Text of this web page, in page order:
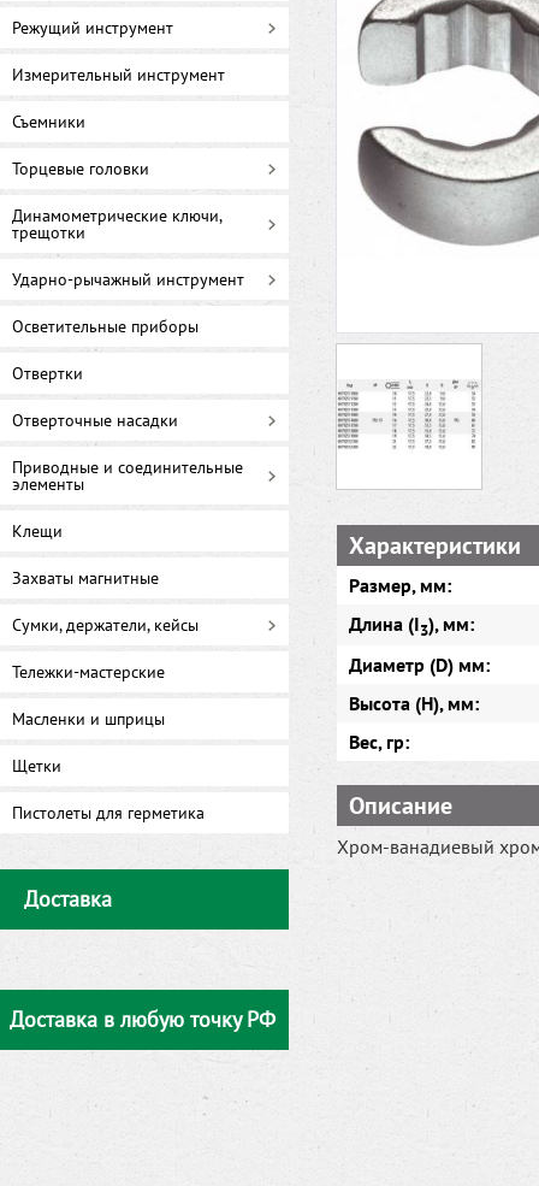
Режущий инструмент
Измерительный инструмент
Съемники
Торцевые головки
Динамометрические ключи,
трещотки
Ударно-рычажный инструмент
Осветительные приборы
Отвертки
Отверточные насадки
Приводные и соединительные
элементы
Клещи
Захваты магнитные
Сумки, держатели, кейсы
Тележки-мастерские
Масленки и шприцы
Щетки
Пистолеты для герметика
Доставка
Доставка в любую точку РФ
Характеристики
Размер, мм:
Длина (I3), мм:
Диаметр (D) мм:
Высота (H), мм:
Вес, гр:
Описание
Хром-ванадиевый